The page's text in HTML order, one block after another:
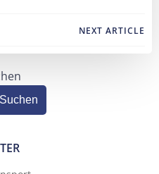
navigation
NEXT ARTICLE
Suchen